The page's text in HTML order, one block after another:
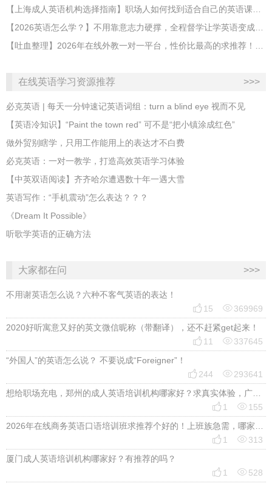
在线英语学习资源推荐 >>>
必克英语 | 每天一分钟速记英语词组：turn a blind eye 视而不见
​【英语冷知识】“Paint the town red” 可不是“把小镇涂成红色”
做外贸别瞎学，只用工作能用上的表达才不白费
必克英语：一对一教学，打造高效英语学习体验
【中英双语阅读】齐齐哈尔遭遇数十年一遇大雪
英语写作：“手机震动”怎么表达？？？
《Dream It Possible》
听歌学英语的正确方法
大家都在问 >>>
不用谢英语怎么说？六种不客气英语的表达！
 15 369969
2020好听寓意又好的英文微信昵称（带翻译），还不赶紧get起来！
 11 337645
“外国人”的英语怎么说？ 不要说成“Foreigner”！
 244 293641
 1 155
 1 313
厦门成人英语培训机构哪家好？有推荐的吗？
 1 528